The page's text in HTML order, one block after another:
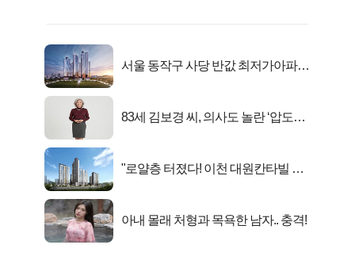
서울 동작구 사당 반값 최저가아파트
83세 김보경 씨, 의사도 놀란 ‘압도적
"로얄층 터졌다! 이천 대원칸타빌 잔
아내 몰래 처형과 목욕한 남자.. 충격!